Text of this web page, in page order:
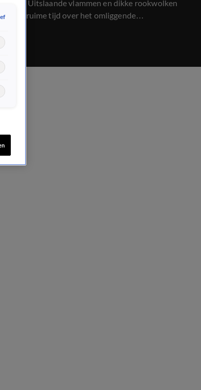
Uitslaande vlammen en dikke rookwolken
al geruime tijd over het omliggende